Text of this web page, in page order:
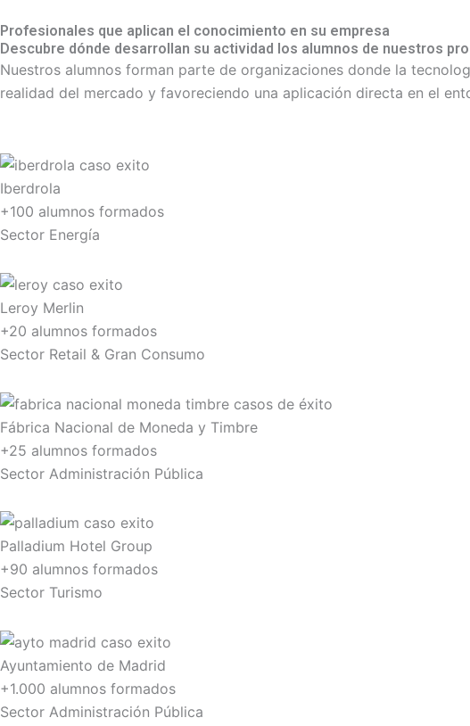
Profesionales que aplican el conocimiento en su empresa
Descubre dónde desarrollan su actividad los alumnos de nuestros
Nuestros alumnos forman parte de organizaciones donde la
realidad del mercado y favoreciendo una aplicación directa en el
Iberdrola
+100 alumnos formados
Sector Energía
Leroy Merlin
+20 alumnos formados
Sector Retail & Gran Consumo
Fábrica Nacional de Moneda y Timbre
+25 alumnos formados
Sector Administración Pública
Palladium Hotel Group
+90 alumnos formados
Sector Turismo
Ayuntamiento de Madrid
+1.000 alumnos formados
Sector Administración Pública